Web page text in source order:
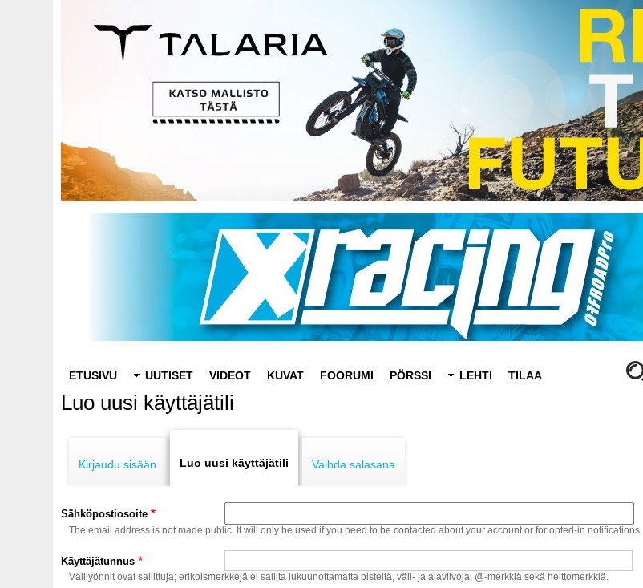
navigation
ETUSIVU UUTISET VIDEOT KUVAT FOORUMI PÖRSSI LEHTI TILAA
Luo uusi käyttäjätili
tabs
Kirjaudu sisään Luo uusi käyttäjätili Vaihda salasana
Sähköpostiosoite
The email address is not made public. It will only be used if you need to be contacted about your account or for opted-in notifications.
Käyttäjätunnus
Välilyönnit ovat sallittuja; erikoismerkkejä ei sallita lukuunottamatta pisteitä, väli- ja alaviivoja, @-merkkiä sekä heittomerkkiä.